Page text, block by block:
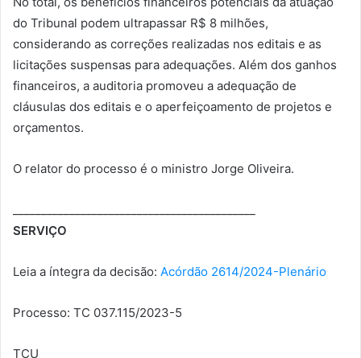
do Tribunal podem ultrapassar R$ 8 milhões,
considerando as correções realizadas nos editais e as
licitações suspensas para adequações. Além dos ganhos
financeiros, a auditoria promoveu a adequação de
cláusulas dos editais e o aperfeiçoamento de projetos e
orçamentos.
O relator do processo é o ministro Jorge Oliveira.
SERVIÇO
Leia a íntegra da decisão: Acórdão 2614/2024-Plenário
Processo: TC 037.115/2023-5
TCU